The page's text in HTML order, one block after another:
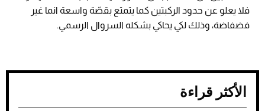
فلا يعلو عن حدود الركبتين كما يتمتع بقصّة واسعة انما غير
فضفاضة، وذلك لكي يحاكي بشكله السروال الرسمي.
الأكثر قراءة